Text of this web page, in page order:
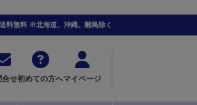
料無料 ※北海道、沖縄、離島除く
合せ初めての方へマイページ